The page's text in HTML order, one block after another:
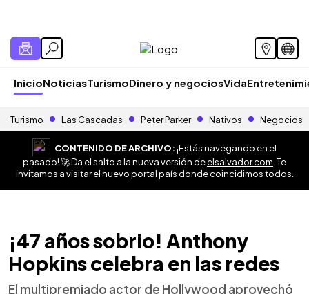
InicioNoticiasTurismoDinero y negociosVida
Turismo Las Cascadas Peter Parker Nativos Negocios
CONTENIDO DE ARCHIVO:¡Estás navegando en el
pasado! 🚀 Da el salto a la nueva versión deelsalvador.com . Te
invitamos a visitar el nuevo portal país donde coincidimos todos.
¡47 años sobrio! Anthony
Hopkins celebra en las redes
El multipremiado actor de Hollywood aprovechó